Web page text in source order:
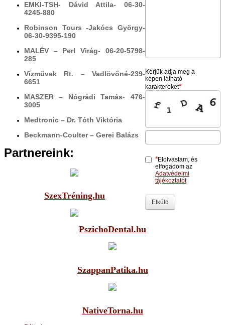
Kérjük adja meg a
képen látható
karaktereket
Elolvastam, és
elfogadom az
Adatvédelmi
tájékoztatót
Elküld
EMKI-TSH- Dávid Attila- 06-30-
4245-880
Robinson Tours -Jakócs György-
06-30-9395-190
MALÉV – Perl Virág- 06-20-5798-
285
Vízművek Rt. – Vadlövőné-239-
6651
MASZER – Nógrádi Tamás- 476-
3005
Medtronic – Dr. Tóth Viktória
Beckmann-Coulter – Gerei Balázs
Partnereink:
SzexTréning.hu
PszichoDental.hu
SzappanPatika.hu
NativeTorna.hu